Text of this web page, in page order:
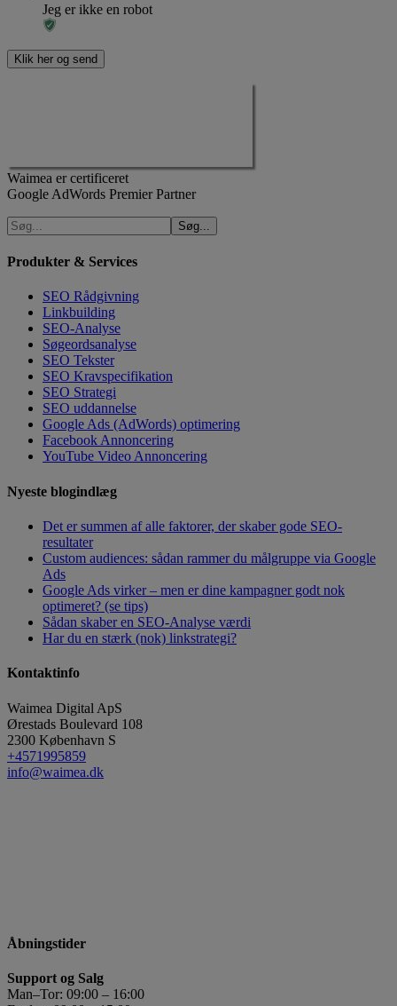
Jeg er ikke en robot
Waimea er certificeret
Google AdWords Premier Partner
Produkter & Services
SEO Rådgivning
Linkbuilding
SEO-Analyse
Søgeordsanalyse
SEO Tekster
SEO Kravspecifikation
SEO Strategi
SEO uddannelse
Google Ads (AdWords) optimering
Facebook Annoncering
YouTube Video Annoncering
Nyeste blogindlæg
Det er summen af alle faktorer, der skaber gode SEO-
resultater
Custom audiences: sådan rammer du målgruppe via Google
Ads
Google Ads virker – men er dine kampagner godt nok
optimeret? (se tips)
Sådan skaber en SEO-Analyse værdi
Har du en stærk (nok) linkstrategi?
Kontaktinfo
Waimea Digital ApS
Ørestads Boulevard 108
2300 København S
+4571995859
info@waimea.dk
Åbningstider
Support og Salg
Man–Tor: 09:00 – 16:00